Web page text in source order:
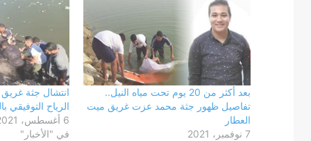
بعد أكثر من 20 يوم تحت مياه النيل..
تفاصيل ظهور جثة محمد عزت غريق ميت
العطار
7 نوفمبر، 2021
انتشال جثة غريق
الرياح التوفيقي
6 أغسطس، 2021
في "الأخبار"